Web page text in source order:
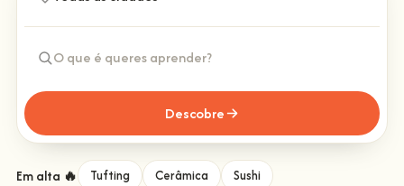
Descobre
Em alta 🔥 Tufting Cerâmica
Sushi